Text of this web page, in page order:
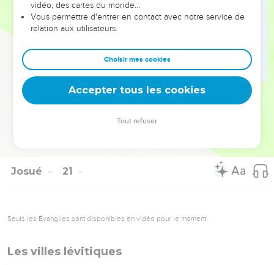
dans la région montagneuse de Juda.
De l'autre côté du Jourdain, à l'est de Jéricho, ils choisirent
Ramoth en Galaad, dans la tribu de Gad, et Golan en Basan,
dans la tribu de Manassé.
Telles furent les villes désignées pour tous les Israélites et
pour l'étranger en séjour parmi eux, afin que celui qui aurait
tué quelqu'un involontairement puisse s'y réfugier et ne
Josué 21
Seuls les Évangiles sont disponibles en vidéo pour le moment.
Les villes lévitiques
vidéo, des cartes du monde…
Vous permettre d'entrer en contact avec notre service de
relation aux utilisateurs.
Choisir mes cookies
Accepter tous les cookies
Tout refuser